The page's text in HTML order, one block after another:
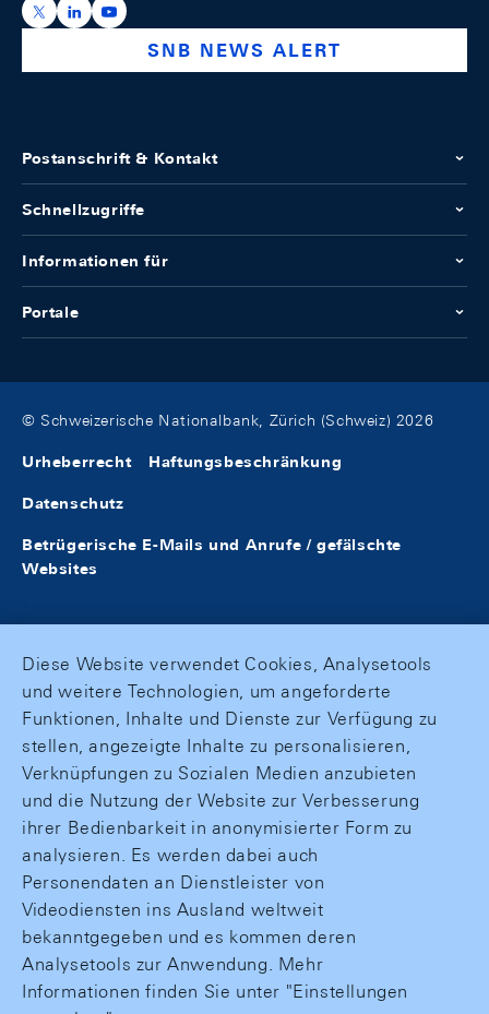
https://x.com/snb_bns
https://ch.linkedin.com/company/swiss-national-
https://www.youtube.com/@swissnationalbank
SNB NEWS ALERT
Postanschrift & Kontakt
Schnellzugriffe
Informationen für
Portale
© Schweizerische Nationalbank, Zürich (Schweiz) 2026
Urheberrecht Haftungsbeschränkung
Datenschutz
Betrügerische E-Mails und Anrufe / gefälschte
Websites
Diese Website verwendet Cookies, Analysetools
und weitere Technologien, um angeforderte
Funktionen, Inhalte und Dienste zur Verfügung zu
stellen, angezeigte Inhalte zu personalisieren,
Verknüpfungen zu Sozialen Medien anzubieten
und die Nutzung der Website zur Verbesserung
ihrer Bedienbarkeit in anonymisierter Form zu
analysieren. Es werden dabei auch
Personendaten an Dienstleister von
Videodiensten ins Ausland weltweit
bekanntgegeben und es kommen deren
Analysetools zur Anwendung. Mehr
Informationen finden Sie unter "Einstellungen